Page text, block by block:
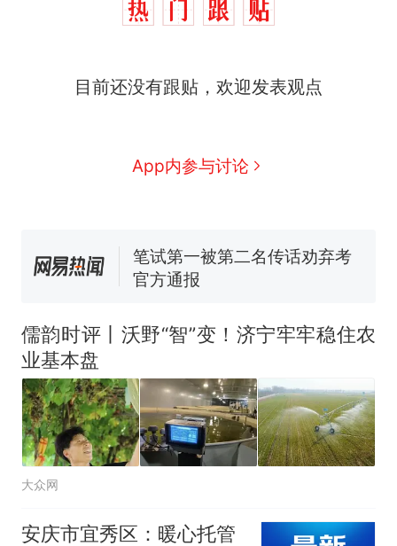
目前还没有跟贴，欢迎发表观点
App内参与讨论
人生
新 费大厨“全国小炒肉大王”称
号，仅凭视频评出？中国烹饪
来源：参考消息）
笔试第一被第二名传话劝弃考
官方通报
试前13名均遭淘汰？教育局：
已叫停招聘，成立调查组全面
台风"白海豚"中心附近最大风
力已达15级 最新研判
热
那个在床头放菜刀的女孩，
因老师一句“跟我回家”改写了
人生
儒韵时评丨沃野“智”变！济宁牢牢稳住农
业基本盘
大众网
安庆市宜秀区：暖心托管